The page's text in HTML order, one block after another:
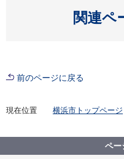
関連ペ
前のページに戻る
現在位置 横浜市トップページ
【入札結果掲載】
ブロック塀等改善
ペー